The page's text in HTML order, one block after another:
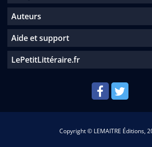
Auteurs
Aide et support
LePetitLittéraire.fr
Copyright © LEMAITRE Éditions,